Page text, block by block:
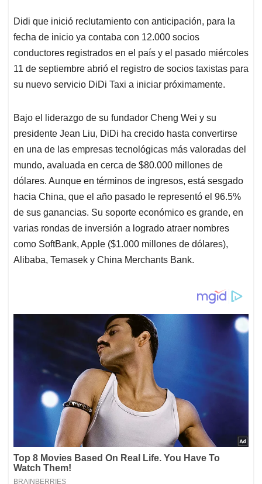
Didi que inició reclutamiento con anticipación, para la
fecha de inicio ya contaba con 12.000 socios
conductores registrados en el país y el pasado miércoles
11 de septiembre abrió el registro de socios taxistas para
su nuevo servicio DiDi Taxi a iniciar próximamente.
Bajo el liderazgo de su fundador Cheng Wei y su
presidente Jean Liu, DiDi ha crecido hasta convertirse
en una de las empresas tecnológicas más valoradas del
mundo, avaluada en cerca de $80.000 millones de
dólares. Aunque en términos de ingresos, está sesgado
hacia China, que el año pasado le representó el 96.5%
de sus ganancias. Su soporte económico es grande, en
varias rondas de inversión a logrado atraer nombres
como SoftBank, Apple ($1.000 millones de dólares),
Alibaba, Temasek y China Merchants Bank.